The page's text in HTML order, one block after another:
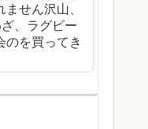
せん沢山、
、ラグビー
のを買ってき